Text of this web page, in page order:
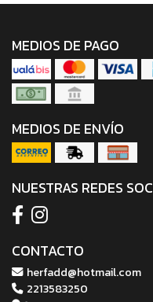
MEDIOS DE PAGO
MEDIOS DE ENVÍO
NUESTRAS REDES
CONTACTO
herfadd@hotmail.com
2213583250